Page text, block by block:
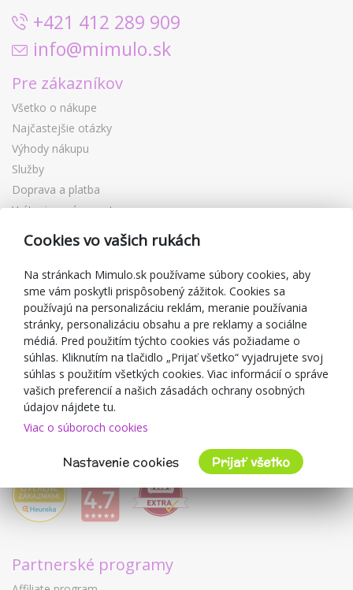
+421 412 289 909
info@mimulo.sk
Pre zákazníkov
Všetko o nákupe
Najčastejšie otázky
Výhody nákupu
Služby
Doprava a platba
Vrátenie a výmena tovaru
Reklamácia
Darčekové poukážky
Zľavové kupóny
Blog
O predajcovi
Mimulo.sk
Obchodné podmienky
Ochrana osobných údajov GDPR
Kontakty
Spolupracujeme
Partnerské programy
Cookies vo vašich rukách
Na stránkach Mimulo.sk používame súbory cookies, aby
sme vám poskytli prispôsobený zážitok. Cookies sa
používajú na personalizáciu reklám, meranie používania
stránky, personalizáciu obsahu a pre reklamy a sociálne
médiá. Pred použitím týchto cookies vás požiadame o
súhlas. Kliknutím na tlačidlo „Prijať všetko“ vyjadrujete svoj
súhlas s použitím všetkých cookies. Viac informácií o správe
vašich preferencií a našich zásadách ochrany osobných
údajov nájdete tu.
Viac o súboroch cookies
Nastavenie cookies Prijať všetko